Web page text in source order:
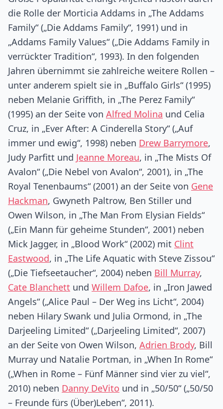
die Rolle der Morticia Addams in „The Addams
Family“ („Die Addams Family“, 1991) und in
„Addams Family Values“ („Die Addams Family in
verrückter Tradition“, 1993). In den folgenden
Jahren übernimmt sie zahlreiche weitere Rollen –
unter anderem spielt sie in „Buffalo Girls“ (1995)
neben Melanie Griffith, in „The Perez Family“
(1995) an der Seite von Alfred Molina und Celia
Cruz, in „Ever After: A Cinderella Story“ („Auf
immer und ewig“, 1998) neben Drew Barrymore,
Judy Parfitt und Jeanne Moreau, in „The Mists Of
Avalon“ („Die Nebel von Avalon“, 2001), in „The
Royal Tenenbaums“ (2001) an der Seite von Gene
Hackman, Gwyneth Paltrow, Ben Stiller und
Owen Wilson, in „The Man From Elysian Fields“
(„Ein Mann für geheime Stunden“, 2001) neben
Mick Jagger, in „Blood Work“ (2002) mit Clint
Eastwood, in „The Life Aquatic with Steve Zissou“
(„Die Tiefseetaucher“, 2004) neben Bill Murray,
Cate Blanchett und Willem Dafoe, in „Iron Jawed
Angels“ („Alice Paul – Der Weg ins Licht“, 2004)
neben Hilary Swank und Julia Ormond, in „The
Darjeeling Limited“ („Darjeeling Limited“, 2007)
an der Seite von Owen Wilson, Adrien Brody, Bill
Murray und Natalie Portman, in „When In Rome“
(„When in Rome – Fünf Männer sind vier zu viel“,
2010) neben Danny DeVito und in „50/50“ („50/50
– Freunde fürs (Über)Leben“, 2011).